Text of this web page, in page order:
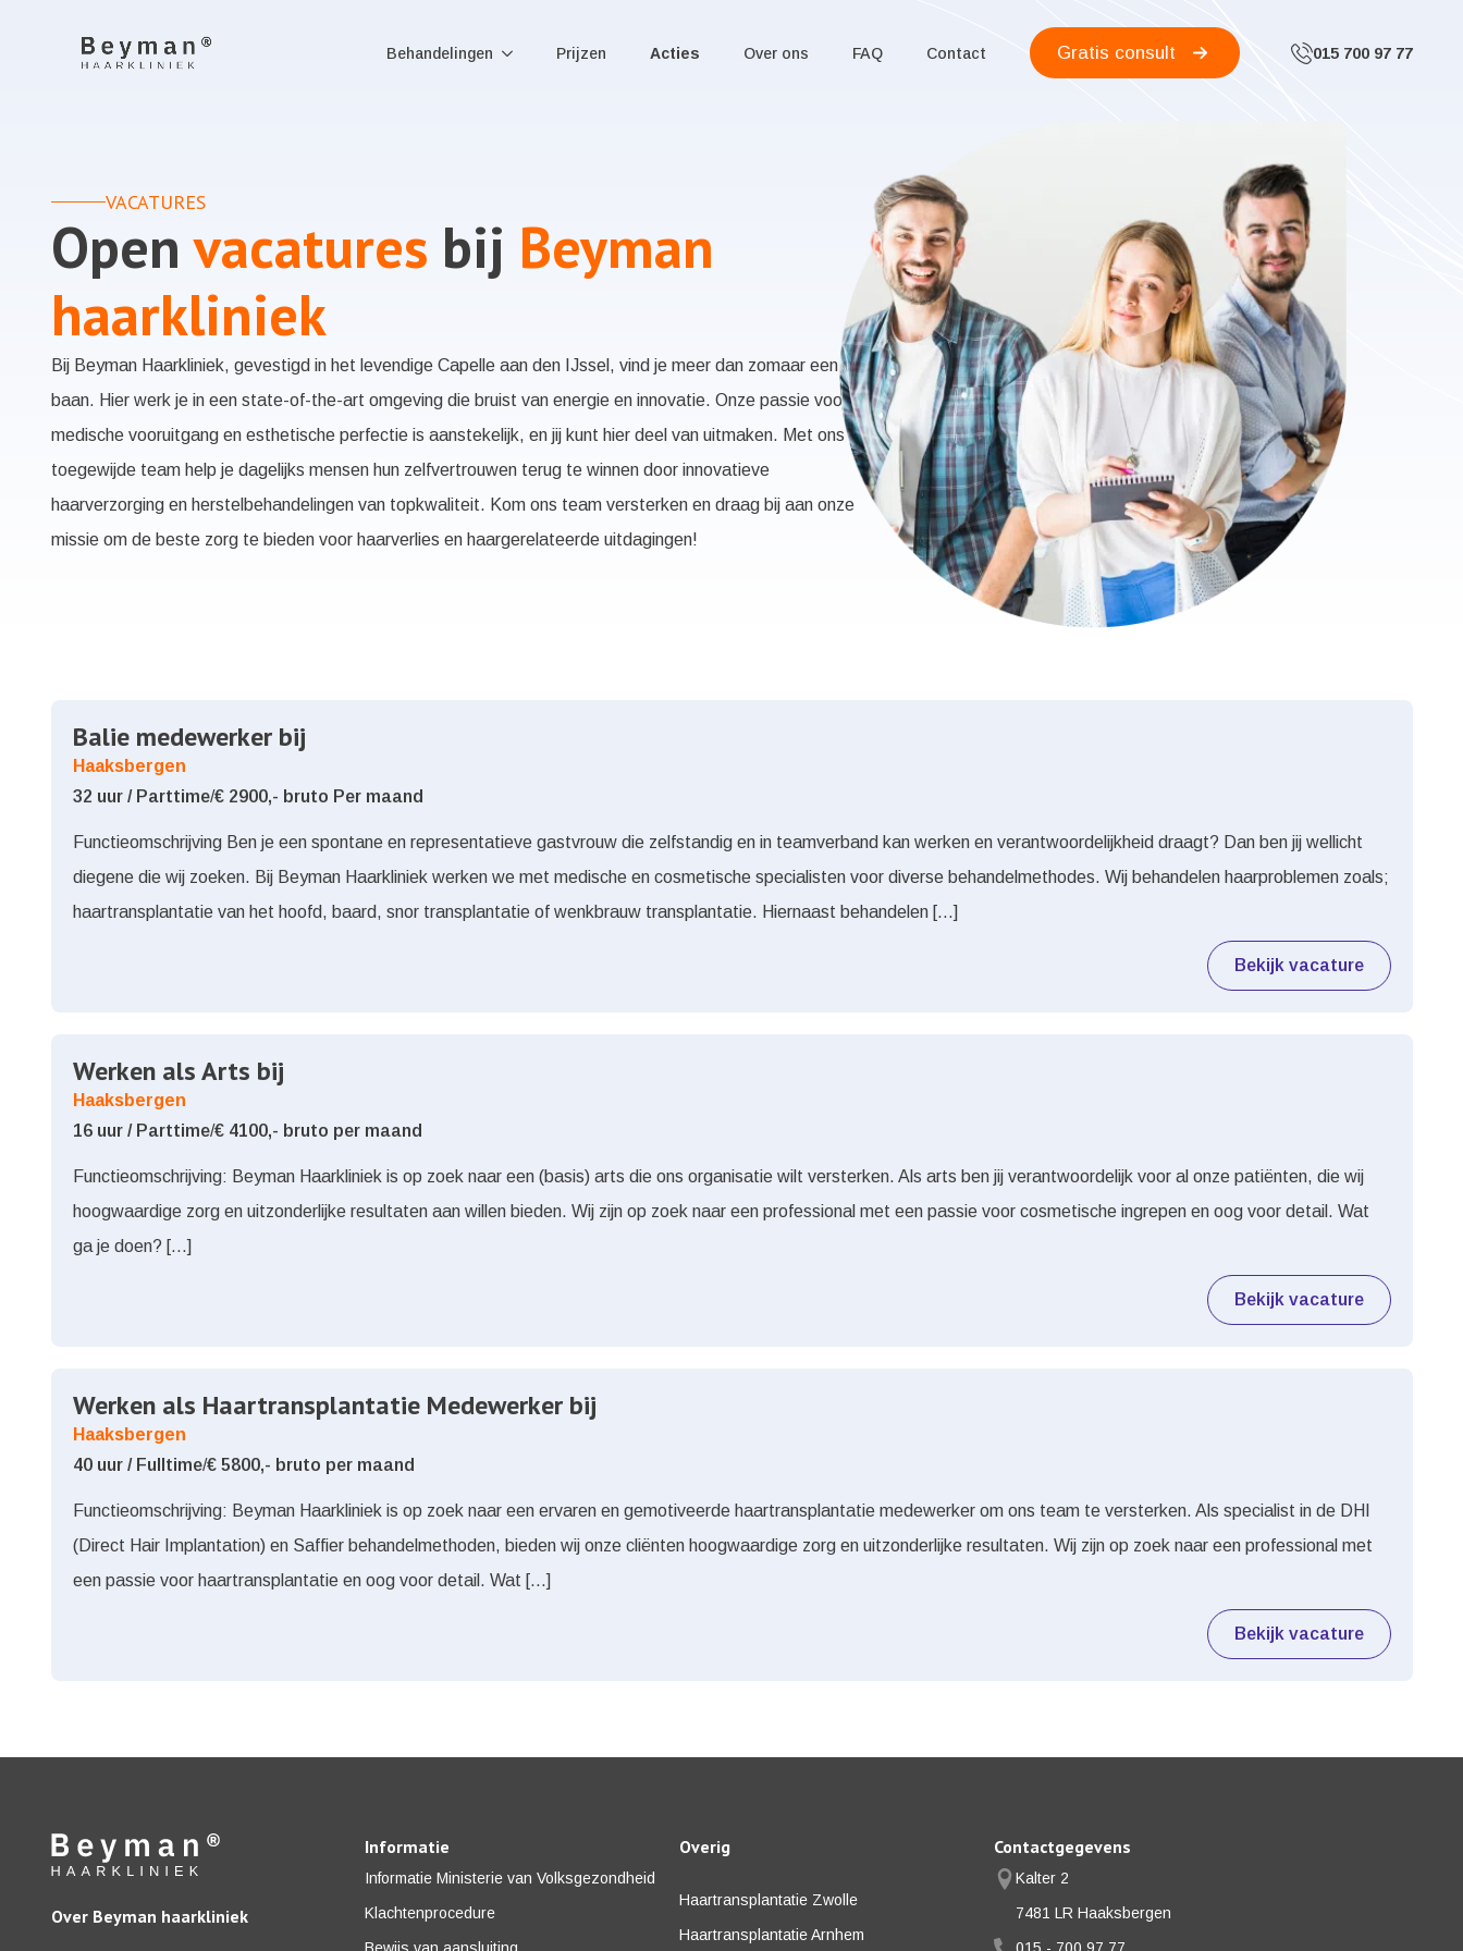
Behandelingen Prijzen Acties Over ons FAQ Contact Gratis consult 015 700 97 77
VACATURES
Open vacatures bij Beyman
haarkliniek
Bij Beyman Haarkliniek, gevestigd in het levendige Capelle aan den IJssel, vind je meer dan zomaar een
baan. Hier werk je in een state-of-the-art omgeving die bruist van energie en innovatie. Onze passie voor
medische vooruitgang en esthetische perfectie is aanstekelijk, en jij kunt hier deel van uitmaken. Met ons
toegewijde team help je dagelijks mensen hun zelfvertrouwen terug te winnen door innovatieve
haarverzorging en herstelbehandelingen van topkwaliteit. Kom ons team versterken en draag bij aan onze
missie om de beste zorg te bieden voor haarverlies en haargerelateerde uitdagingen!
Balie medewerker bij
Haaksbergen
32 uur / Parttime/€ 2900,- bruto Per maand
Functieomschrijving Ben je een spontane en representatieve gastvrouw die zelfstandig en in teamverband kan werken en verantwoordelijkheid draagt? Dan ben jij wellicht
diegene die wij zoeken. Bij Beyman Haarkliniek werken we met medische en cosmetische specialisten voor diverse behandelmethodes. Wij behandelen haarproblemen zoals;
haartransplantatie van het hoofd, baard, snor transplantatie of wenkbrauw transplantatie. Hiernaast behandelen […]
Bekijk vacature
Werken als Arts bij
Haaksbergen
16 uur / Parttime/€ 4100,- bruto per maand
Functieomschrijving: Beyman Haarkliniek is op zoek naar een (basis) arts die ons organisatie wilt versterken. Als arts ben jij verantwoordelijk voor al onze patiënten, die wij
hoogwaardige zorg en uitzonderlijke resultaten aan willen bieden. Wij zijn op zoek naar een professional met een passie voor cosmetische ingrepen en oog voor detail. Wat
ga je doen? […]
Bekijk vacature
Werken als Haartransplantatie Medewerker bij
Haaksbergen
40 uur / Fulltime/€ 5800,- bruto per maand
Functieomschrijving: Beyman Haarkliniek is op zoek naar een ervaren en gemotiveerde haartransplantatie medewerker om ons team te versterken. Als specialist in de DHI
(Direct Hair Implantation) en Saffier behandelmethoden, bieden wij onze cliënten hoogwaardige zorg en uitzonderlijke resultaten. Wij zijn op zoek naar een professional met
een passie voor haartransplantatie en oog voor detail. Wat […]
Bekijk vacature
Over Beyman haarkliniek
Informatie
Informatie Ministerie van Volksgezondheid
Klachtenprocedure
Overig
Haartransplantatie Zwolle
Haartransplantatie Arnhem
Contactgegevens
Kalter 2
7481 LR Haaksbergen